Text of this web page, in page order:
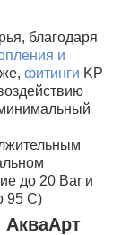
благодаря
и
фитинги KP
до 20 Bar и
95 C)
АкваАрт